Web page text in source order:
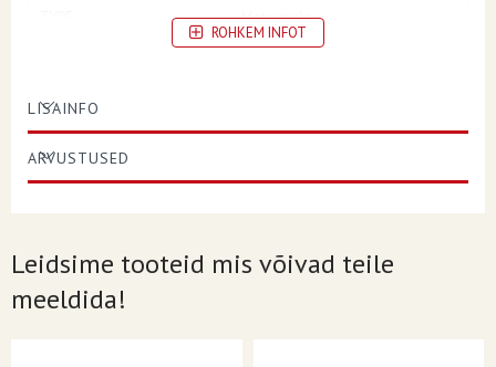
Motorcycle
CONTAINER SIZE
1 liter (33,8 US fl oz.)
DISPENSER TYPE
ROHKEM INFOT
LISAINFO
ARVUSTUSED
Leidsime tooteid mis võivad teile
meeldida!